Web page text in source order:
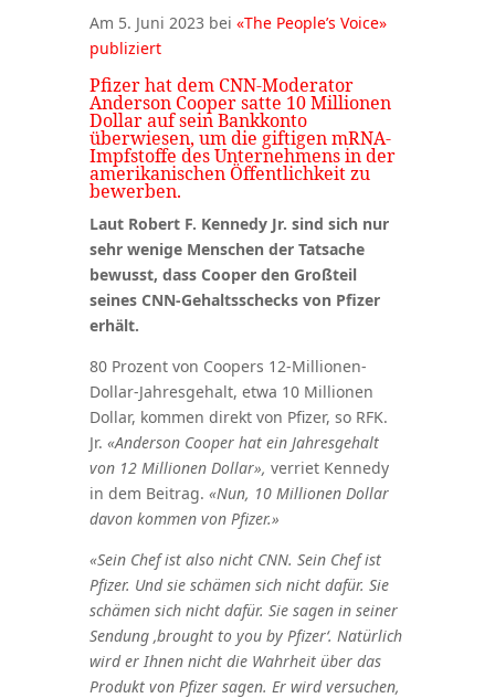
Am 5. Juni 2023 bei «The People’s Voice»
publiziert
Pfizer hat dem CNN-Moderator
Anderson Cooper satte 10 Millionen
Dollar auf sein Bankkonto
überwiesen, um die giftigen mRNA-
Impfstoffe des Unternehmens in der
amerikanischen Öffentlichkeit zu
bewerben.
Laut Robert F. Kennedy Jr. sind sich nur
sehr wenige Menschen der Tatsache
bewusst, dass Cooper den Großteil
seines CNN-Gehaltsschecks von Pfizer
erhält.
80 Prozent von Coopers 12-Millionen-
Dollar-Jahresgehalt, etwa 10 Millionen
Dollar, kommen direkt von Pfizer, so RFK.
Jr. «Anderson Cooper hat ein Jahresgehalt
von 12 Millionen Dollar», verriet Kennedy
in dem Beitrag. «Nun, 10 Millionen Dollar
davon kommen von Pfizer.»
«Sein Chef ist also nicht CNN. Sein Chef ist
Pfizer. Und sie schämen sich nicht dafür. Sie
schämen sich nicht dafür. Sie sagen in seiner
Sendung ‚brought to you by Pfizer‘. Natürlich
wird er Ihnen nicht die Wahrheit über das
Produkt von Pfizer sagen. Er wird versuchen,